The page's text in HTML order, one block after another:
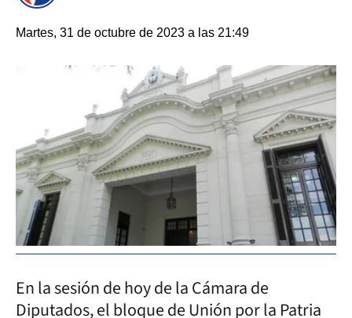
Martes, 31 de octubre de 2023 a las 21:49
En la sesión de hoy de la Cámara de
Diputados, el bloque de Unión por la Patria